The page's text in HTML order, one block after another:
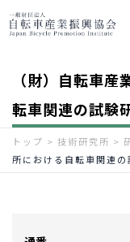
（財）自転車
転車関連の試験
トップ > 技術研究所 >
所における自転車関連の